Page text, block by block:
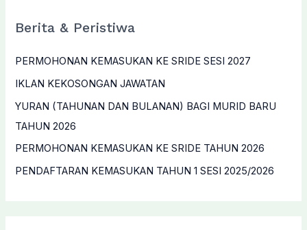
Berita & Peristiwa
PERMOHONAN KEMASUKAN KE SRIDE SESI 2027
IKLAN KEKOSONGAN JAWATAN
YURAN (TAHUNAN DAN BULANAN) BAGI MURID BARU
TAHUN 2026
PERMOHONAN KEMASUKAN KE SRIDE TAHUN 2026
PENDAFTARAN KEMASUKAN TAHUN 1 SESI 2025/2026